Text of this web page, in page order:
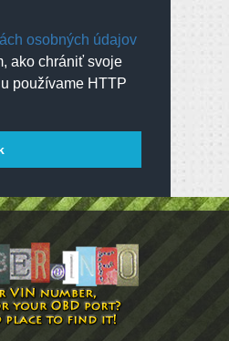
osobných údajov
ako chrániť svoje
používame HTTP